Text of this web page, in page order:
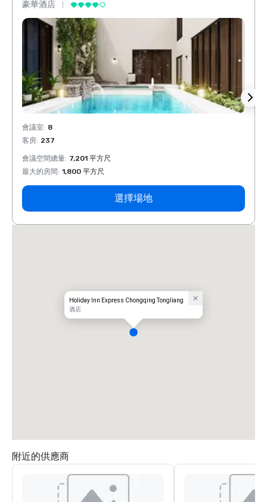
豪華酒店
會議室: 8
客房: 237
會議空間總量: 7,201 平方尺
最大的房間: 1,800 平方尺
選擇場地
Holiday Inn Express Chongqing Tongliang
酒店
附近的供應商